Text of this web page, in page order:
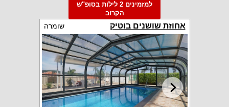
למזמינים 2 לילות בסופ"ש
הקרוב
אחוזת שושנים בוטיק שומרה